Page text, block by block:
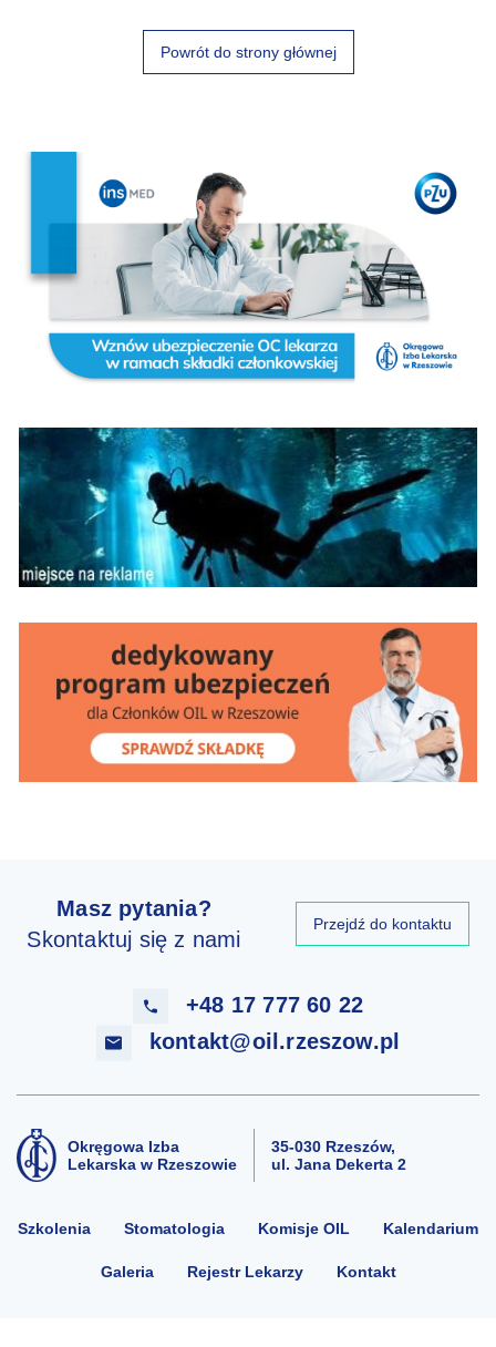
Powrót do strony głównej
Masz pytania?
Skontaktuj się z nami
+48 17 777 60 22
kontakt@oil.rzeszow.pl
Przejdź do kontaktu
Okręgowa Izba
Lekarska w Rzeszowie
35-030 Rzeszów,
ul. Jana Dekerta 2
Szkolenia Stomatologia Komisje OIL Kalendarium
Galeria Rejestr Lekarzy Kontakt